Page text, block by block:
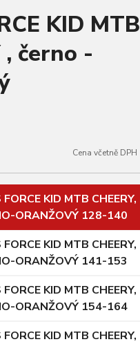
KID MTB
, černo -
Cena včetně DPH
FORCE KID MTB CHEERY,
ORANŽOVÝ 128-140
FORCE KID MTB CHEERY,
ORANŽOVÝ 141-153
FORCE KID MTB CHEERY,
ORANŽOVÝ 154-164
FORCE KID MTB CHEERY,